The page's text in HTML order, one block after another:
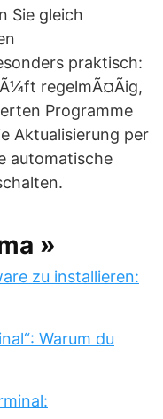
Sie gleich
praktisch:
regelmÃ¤Ãig,
Programme
Aktualisierung per
automatische
»
zu installieren:
Warum du